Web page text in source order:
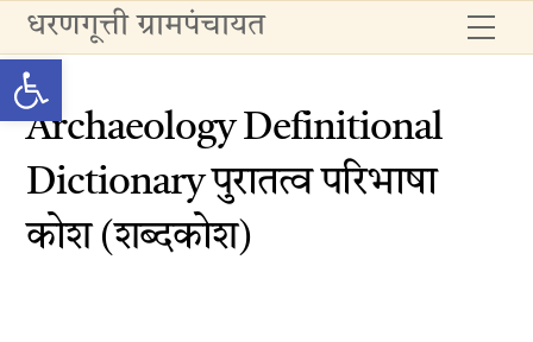
Open toolbar
Skip
to
content
धरणगूत्ती ग्रामपंचायत
Archaeology Definitional
Dictionary पुरातत्व परिभाषा
कोश (शब्दकोश)